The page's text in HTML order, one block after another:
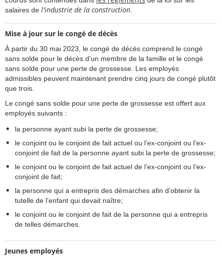
salaires de l'industrie de la construction
Mise à jour sur le congé de décès
À partir du 30 mai 2023, le congé de décès comprend le congé
sans solde pour le décès d’un membre de la famille et le congé
sans solde pour une perte de grossesse. Les employés
admissibles peuvent maintenant prendre cinq jours de congé plutôt
que trois.
Le congé sans solde pour une perte de grossesse est offert aux
employés suivants :
la personne ayant subi la perte de grossesse;
le conjoint ou le conjoint de fait actuel ou l’ex-conjoint ou l’ex-
conjoint de fait de la personne ayant subi la perte de grossesse;
le conjoint ou le conjoint de fait actuel de l’ex-conjoint ou l’ex-
conjoint de fait;
la personne qui a entrepris des démarches afin d’obtenir la
tutelle de l’enfant qui devait naître;
le conjoint ou le conjoint de fait de la personne qui a entrepris
de telles démarches.
Jeunes employés